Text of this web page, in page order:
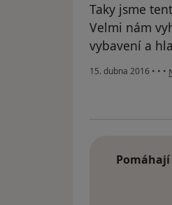
Taky jsme
Velmi nám
vybavení a
15. dubna 2016 • • •